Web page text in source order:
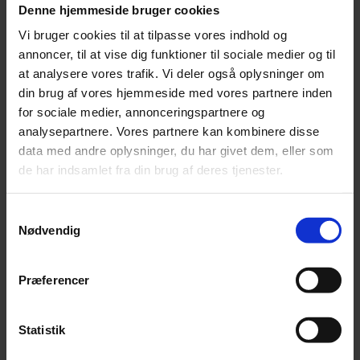
Denne hjemmeside bruger cookies
Vi bruger cookies til at tilpasse vores indhold og
annoncer, til at vise dig funktioner til sociale medier og til
at analysere vores trafik. Vi deler også oplysninger om
din brug af vores hjemmeside med vores partnere inden
for sociale medier, annonceringspartnere og
analysepartnere. Vores partnere kan kombinere disse
data med andre oplysninger, du har givet dem, eller som
de har indsamlet fra din brug af deres tjenester.
Nødvendig
Præferencer
Statistik
2,0 cm 30 – 42 cm
XS
1,5 cm 19 – 32 cm 34 – 47 cm
1,5 cm 22 – 38 cm 45 – 56 cm
M
2,0 cm 34 – 50 cm 56 – 73 cm
2,5 cm 40 – 59 cm 72 – 100 cm
Hunter Divo sele – YouTube
SKU
4016739676191
Weight 0,5 kg
Active Canis Hair & Fuzz Remover - fjerner nemt
hår på dyr, tøj og møbler